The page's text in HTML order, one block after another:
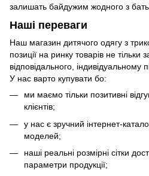
залишать байдужим жодного з
Наші переваги
Наш магазин дитячого одягу з
позиції на ринку товарів не тільки
відповідального, індивідуальному
У нас варто купувати бо:
ми маємо тільки позитивні
клієнтів;
у нас є зручний інтернет-
моделей;
наші реальні розмірні сітки
параметри продукції;